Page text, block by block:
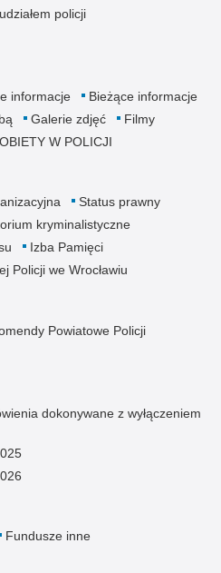
policji
informacje
Bieżące informacje
Galerie zdjęć
Filmy
W POLICJI
Status prawny
kryminalistyczne
Izba Pamięci
Policji we Wrocławiu
Powiatowe Policji
dokonywane z wyłączeniem
Fundusze inne